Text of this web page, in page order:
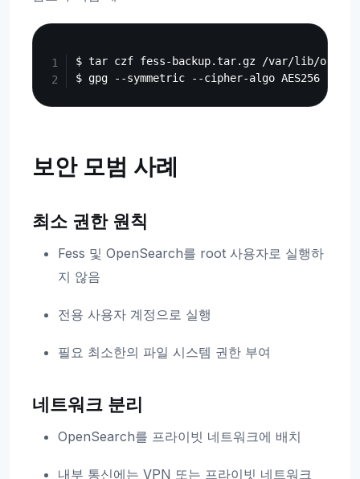
$ tar czf fess-backup.tar.gz /var/lib/
보안 모범 사례
최소 권한 원칙
Fess 및 OpenSearch를 root 사용자로 실행하
지 않음
전용 사용자 계정으로 실행
필요 최소한의 파일 시스템 권한 부여
네트워크 분리
OpenSearch를 프라이빗 네트워크에 배치
내부 통신에는 VPN 또는 프라이빗 네트워크